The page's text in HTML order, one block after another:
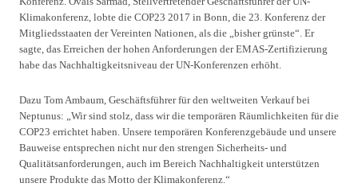
Klimakonferenz, lobte die COP23 2017 in Bonn, die 23. Konferenz der
Mitgliedsstaaten der Vereinten Nationen, als die „bisher grünste“. Er
sagte, das Erreichen der hohen Anforderungen der EMAS-Zertifizierung
habe das Nachhaltigkeitsniveau der UN-Konferenzen erhöht.
Dazu Tom Ambaum, Geschäftsführer für den weltweiten Verkauf bei
Neptunus: „Wir sind stolz, dass wir die temporären Räumlichkeiten für die
COP23 errichtet haben. Unsere temporären Konferenzgebäude und unsere
Bauweise entsprechen nicht nur den strengen Sicherheits- und
Qualitätsanforderungen, auch im Bereich Nachhaltigkeit unterstützen
unsere Produkte das Motto der Klimakonferenz.“